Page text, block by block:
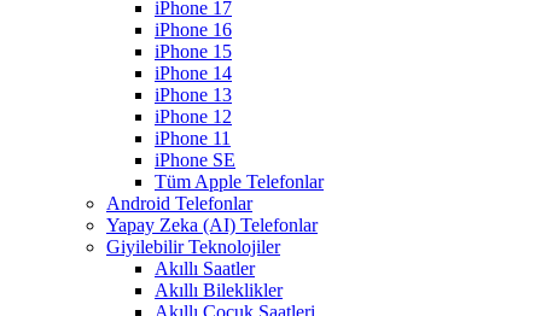
iPhone 17
iPhone 16
iPhone 15
iPhone 14
iPhone 13
iPhone 12
iPhone 11
iPhone SE
Tüm Apple Telefonlar
Android Telefonlar
Yapay Zeka (AI) Telefonlar
Giyilebilir Teknolojiler
Akıllı Saatler
Akıllı Bileklikler
Akıllı Çocuk Saatleri